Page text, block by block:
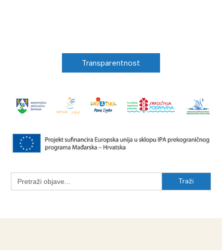
Transparentnost
Search
for: